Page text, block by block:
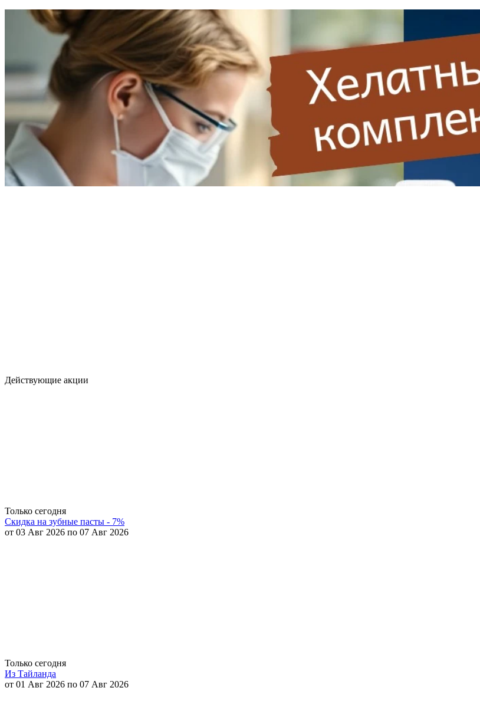
Действующие акции
Только сегодня
Скидка на зубные пасты - 7%
от 03 Авг 2026 по 07 Авг 2026
Только сегодня
Из Тайланда
от 01 Авг 2026 по 07 Авг 2026